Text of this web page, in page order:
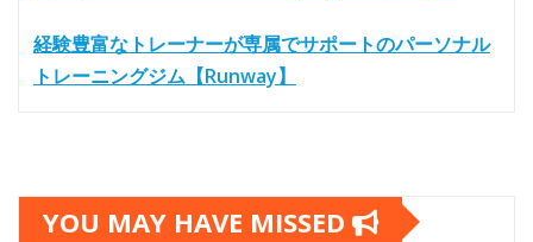
経験豊富なトレーナーが専属でサポートのパーソナル
トレーニングジム【Runway】
YOU MAY HAVE MISSED